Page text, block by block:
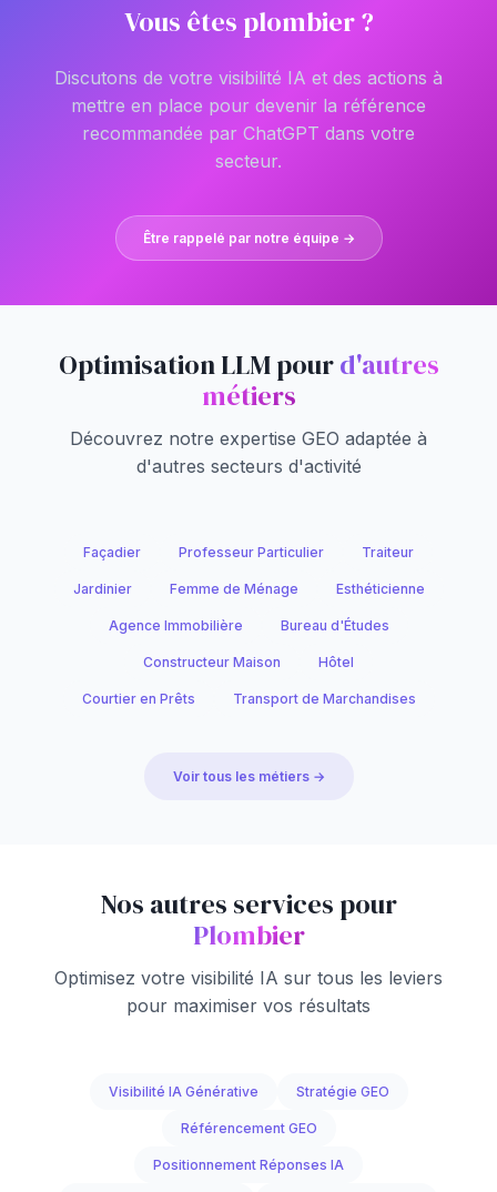
Vous êtes plombier ?
Discutons de votre visibilité IA et des actions à
mettre en place pour devenir la référence
recommandée par ChatGPT dans votre
secteur.
Être rappelé par notre équipe →
Optimisation LLM pourd'autres
métiers
Découvrez notre expertise GEO adaptée à
d'autres secteurs d'activité
Façadier Professeur Particulier Traiteur
Jardinier Femme de Ménage Esthéticienne
Agence Immobilière Bureau d'Études
Constructeur Maison Hôtel
Courtier en Prêts Transport de Marchandises
Voir tous les métiers →
Nos autres services pour
Plombier
Optimisez votre visibilité IA sur tous les leviers
pour maximiser vos résultats
Visibilité IA Générative Stratégie GEO
Référencement GEO
Positionnement Réponses IA